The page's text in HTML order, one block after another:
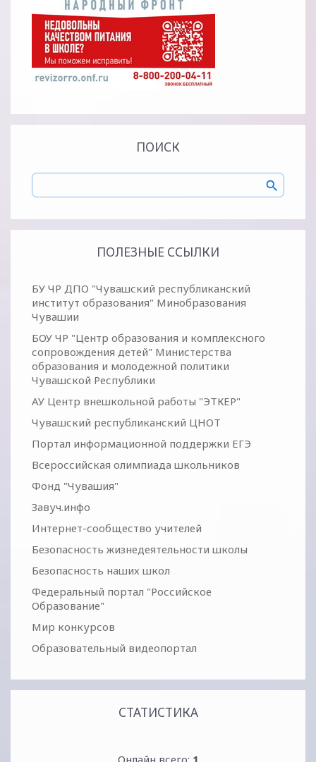
ПОИСК
ПОЛЕЗНЫЕ ССЫЛКИ
БУ ЧР ДПО "Чувашский республиканский
институт образования" Минобразования
Чувашии
БОУ ЧР "Центр образования и комплексного
сопровождения детей" Министерства
образования и молодежной политики
Чувашской Республики
АУ Центр внешкольной работы "ЭТКЕР"
Чувашский республиканский ЦНОТ
Портал информационной поддержки ЕГЭ
Всероссийская олимпиада школьников
Фонд "Чувашия"
Завуч.инфо
Интернет-сообщество учителей
Безопасность жизнедеятельности школы
Безопасность наших школ
Федеральный портал "Российское
Образование"
Мир конкурсов
Образовательный видеопортал
СТАТИСТИКА
Онлайн всего: 1